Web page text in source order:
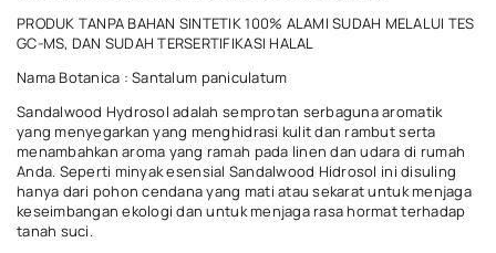
PRODUK TANPA BAHAN SINTETIK 100% ALAMI SUDAH MELALUI TES
GC-MS, DAN SUDAH TERSERTIFIKASI HALAL
Nama Botanica : Santalum paniculatum
Sandalwood Hydrosol adalah semprotan serbaguna aromatik
yang menyegarkan yang menghidrasi kulit dan rambut serta
menambahkan aroma yang ramah pada linen dan udara di rumah
Anda. Seperti minyak esensial Sandalwood Hidrosol ini disuling
hanya dari pohon cendana yang mati atau sekarat untuk menjaga
keseimbangan ekologi dan untuk menjaga rasa hormat terhadap
tanah suci.